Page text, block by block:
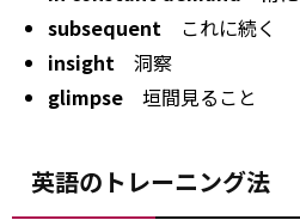
subsequent これに続く
insight 洞察
glimpse 垣間見ること
英語のトレーニング法